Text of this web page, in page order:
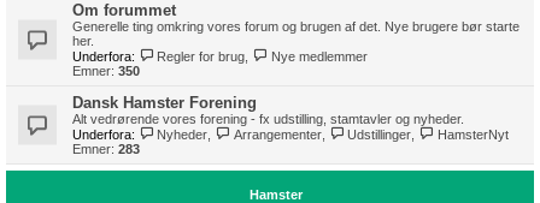
Om forummet
Generelle ting omkring vores forum og brugen af det. Nye brugere bør starte
her.
Underfora:
Regler for brug
Nye medlemmer
Emner: 350
Dansk Hamster Forening
Alt vedrørende vores forening - fx udstilling, stamtavler og nyheder.
Underfora:
Nyheder Arrangementer, Udstillinger
HamsterNyt
Emner: 283
Hamster